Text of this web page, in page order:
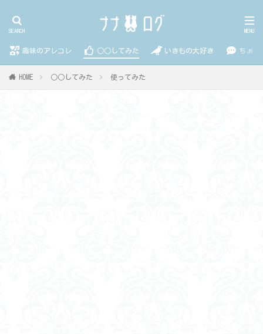
趣味のアレコレ ○○してみた いきもの大好き ちょっ
HOME ○○してみた 使ってみた